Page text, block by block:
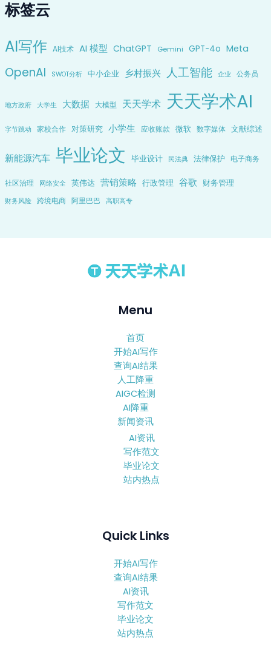
标签云
AI写作 AI技术 AI 模型 ChatGPT Gemini GPT-4o Meta
OpenAI SWOT分析 中小企业 乡村振兴 人工智能 企业 公务员
地方政府 大学生 大数据 大模型 天天学术 天天学术AI
字节跳动 家校合作 对策研究 小学生 应收账款 微软 数字媒体 文献综述
新能源汽车 毕业论文 毕业设计 民法典 法律保护 电子商务
社区治理 网络安全 英伟达 营销策略 行政管理 谷歌 财务管理
财务风险 跨境电商 阿里巴巴 高职高专
Menu
首页
开始AI写作
查询AI结果
人工降重
AIGC检测
AI降重
新闻资讯
AI资讯
写作范文
毕业论文
站内热点
Quick Links
开始AI写作
查询AI结果
AI资讯
写作范文
毕业论文
站内热点